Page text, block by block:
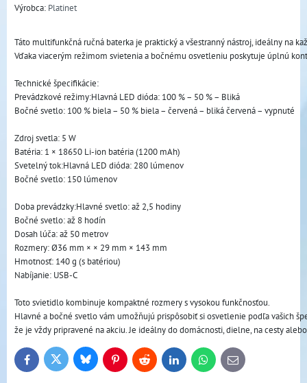
Výrobca: Platinet
Táto multifunkčná ručná baterka je praktický a všestranný nástroj, ideálny na
Vďaka viacerým režimom svietenia a bočnému osvetleniu poskytuje úplnú
Technické špecifikácie:
Prevádzkové režimy:Hlavná LED dióda: 100 % – 50 % – Bliká
Bočné svetlo: 100 % biela – 50 % biela – červená – bliká červená – vypnuté
Zdroj svetla: 5 W
Batéria: 1 × 18650 Li-ion batéria (1200 mAh)
Svetelný tok:Hlavná LED dióda: 280 lúmenov
Bočné svetlo: 150 lúmenov
Doba prevádzky:Hlavné svetlo: až 2,5 hodiny
Bočné svetlo: až 8 hodín
Dosah lúča: až 50 metrov
Rozmery: Ø36 mm × × 29 mm × 143 mm
Hmotnosť: 140 g (s batériou)
Nabíjanie: USB-C
Toto svietidlo kombinuje kompaktné rozmery s vysokou funkčnosťou.
Hlavné a bočné svetlo vám umožňujú prispôsobiť si osvetlenie podľa vašich
že je vždy pripravené na akciu. Je ideálny do domácnosti, dielne, na cesty
FacebookTwitter BlueskyPinterestReddit LinkedInWhatsApp
E-
mail